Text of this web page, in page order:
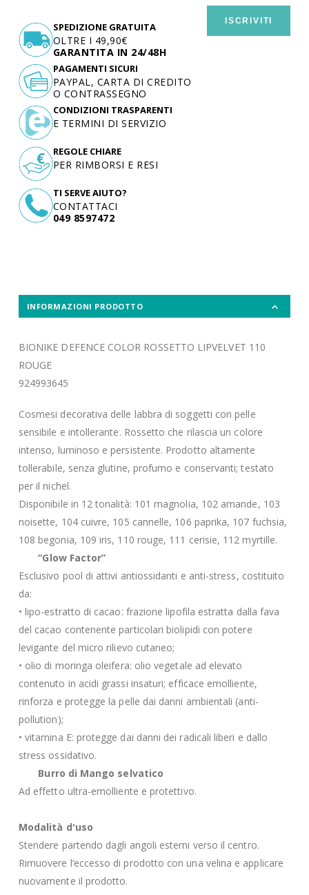
ISCRIVITI
SPEDIZIONE GRATUITA
OLTRE I 49,90€
GARANTITA IN 24/48H
TI SERVE AIUTO?
CONTATTACI
049 8597472
PAGAMENTI SICURI
PAYPAL, CARTA DI CREDITO
O CONTRASSEGNO
CONDIZIONI TRASPARENTI
E TERMINI DI SERVIZIO
REGOLE CHIARE
PER RIMBORSI E RESI
INFORMAZIONI PRODOTTO
BIONIKE DEFENCE COLOR ROSSETTO LIPVELVET 110
ROUGE
924993645
Cosmesi decorativa delle labbra di soggetti con pelle
sensibile e intollerante. Rossetto che rilascia un colore
intenso, luminoso e persistente. Prodotto altamente
tollerabile, senza glutine, profumo e conservanti; testato
per il nichel.
Disponibile in 12 tonalità: 101 magnolia, 102 amande, 103
noisette, 104 cuivre, 105 cannelle, 106 paprika, 107 fuchsia,
108 begonia, 109 iris, 110 rouge, 111 cerisie, 112 myrtille.
“Glow Factor”
Esclusivo pool di attivi antiossidanti e anti-stress, costituito
da:
• lipo-estratto di cacao: frazione lipofila estratta dalla fava
del cacao contenente particolari biolipidi con potere
levigante del micro rilievo cutaneo;
• olio di moringa oleifera: olio vegetale ad elevato
contenuto in acidi grassi insaturi; efficace emolliente,
rinforza e protegge la pelle dai danni ambientali (anti-
pollution);
• vitamina E: protegge dai danni dei radicali liberi e dallo
stress ossidativo.
Burro di Mango selvatico
Ad effetto ultra-emolliente e protettivo.
Modalità d'uso
Stendere partendo dagli angoli esterni verso il centro.
Rimuovere l’eccesso di prodotto con una velina e applicare
nuovamente il prodotto.